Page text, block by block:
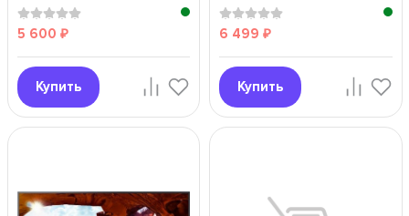
черный и серебристый
5 600 ₽
Купить
6 499 ₽
Купить